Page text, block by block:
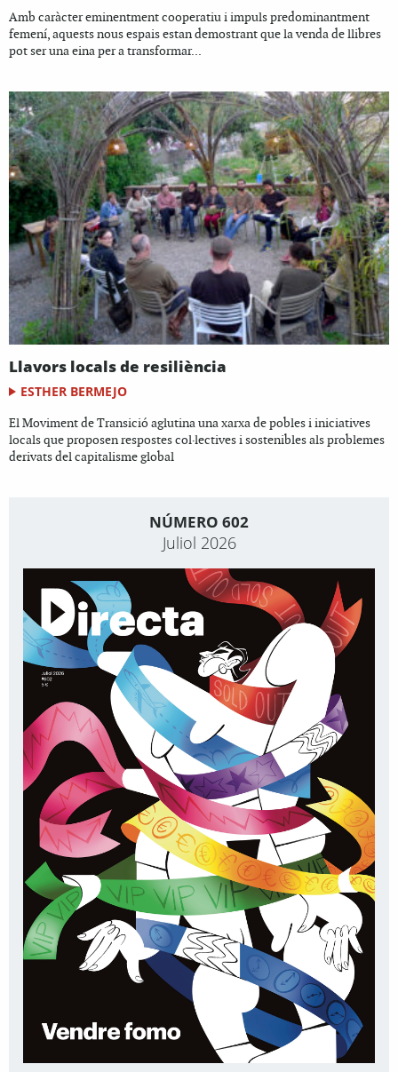
Amb caràcter eminentment cooperatiu i impuls predominantment
femení, aquests nous espais estan demostrant que la venda de llibres
pot ser una eina per a transformar...
Llavors locals de resiliència
ESTHER BERMEJO
El Moviment de Transició aglutina una xarxa de pobles i iniciatives
locals que proposen respostes col·lectives i sostenibles als problemes
derivats del capitalisme global
NÚMERO 602
Juliol 2026